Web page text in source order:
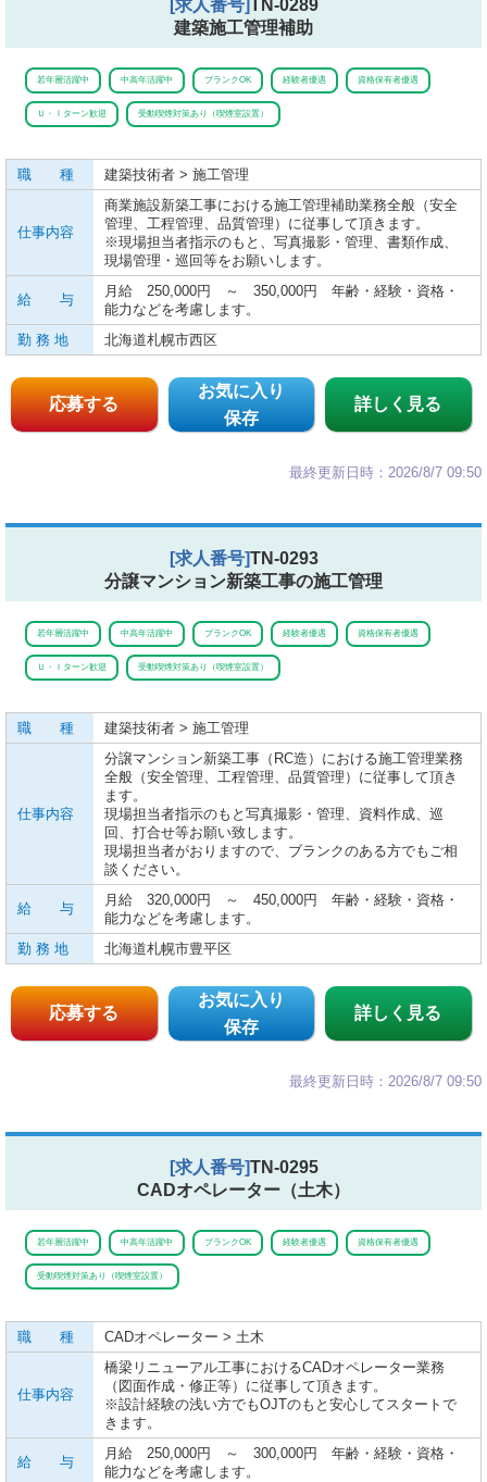
[求人番号]
TN-0289
建築施工管理補助
若年層活躍中 中高年活躍中 ブランクOK 経験者優遇 資格保有者優遇
Ｕ・Ｉターン歓迎 受動喫煙対策あり（喫煙室設置）
職 種 建築技術者 > 施工管理
仕事内容
商業施設新築工事における施工管理補助業務全般（安全
管理、工程管理、品質管理）に従事して頂きます。
※現場担当者指示のもと、写真撮影・管理、書類作成、
現場管理・巡回等をお願いします。
給 与
月給 250,000円 ～ 350,000円 年齢・経験・資格・
能力などを考慮します。
勤 務 地
北海道札幌市西区
応募する
お気に入り
保存
詳しく見る
最終更新日時：2026/8/7 09:50
[求人番号]TN-0293
分譲マンション新築工事の施工管理
若年層活躍中 中高年活躍中 ブランクOK 経験者優遇 資格保有者優遇
Ｕ・Ｉターン歓迎 受動喫煙対策あり（喫煙室設置）
職 種 建築技術者 > 施工管理
仕事内容
分譲マンション新築工事（RC造）における施工管理業務
全般（安全管理、工程管理、品質管理）に従事して頂き
ます。
現場担当者指示のもと写真撮影・管理、資料作成、巡
回、打合せ等お願い致します。
現場担当者がおりますので、ブランクのある方でもご相
談ください。
給 与
月給 320,000円 ～ 450,000円 年齢・経験・資格・
能力などを考慮します。
勤 務 地
北海道札幌市豊平区
応募する
お気に入り
保存
詳しく見る
最終更新日時：2026/8/7 09:50
[求人番号]TN-0295
CADオペレーター（土木）
若年層活躍中 中高年活躍中 ブランクOK 経験者優遇 資格保有者優遇
受動喫煙対策あり（喫煙室設置）
職 種 CADオペレーター > 土木
仕事内容
橋梁リニューアル工事におけるCADオペレーター業務
（図面作成・修正等）に従事して頂きます。
※設計経験の浅い方でもOJTのもと安心してスタートで
きます。
給 与
月給 250,000円 ～ 300,000円 年齢・経験・資格・
能力などを考慮します。